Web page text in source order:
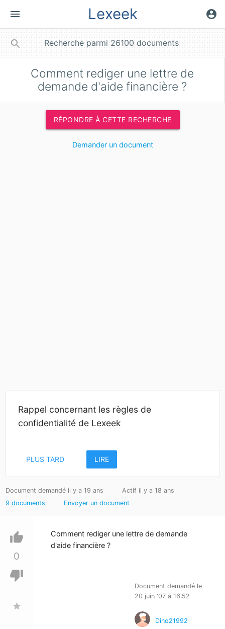
menu Lexeek account_circle
search
Comment rediger une lettre de
demande d'aide financière ?
RÉPONDRE À CETTE RECHERCHE
Demander un document
Rappel concernant les règles de
confidentialité de Lexeek
PLUS TARD LIRE
Document demandé il y a 19 ans
Actif il y a 18 ans
9 documents
Envoyer un document
thumb_up
0
thumb_down
star
Comment rediger une lettre de demande
d'aide financière ?
Document demandé le
20 juin '07 à 16:52
Dino21992